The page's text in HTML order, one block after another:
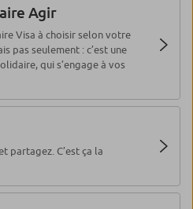
Agir
Visa à choisir selon votre
pas seulement : c’est une
qui s’engage à vos
partagez. C’est ça la